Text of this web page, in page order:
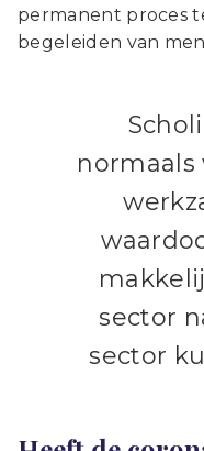
permanent proces
begeleiden van
normaals
sector
sector